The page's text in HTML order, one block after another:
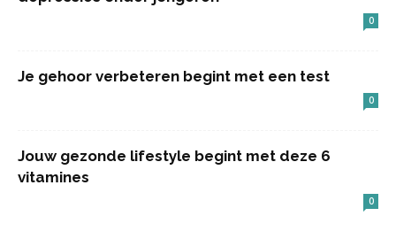
0
Je gehoor verbeteren begint met een test
0
Jouw gezonde lifestyle begint met deze 6
vitamines
0